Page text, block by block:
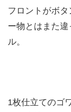
フロントがボ
ー物とはまた
ル。
1枚仕立てのゴ